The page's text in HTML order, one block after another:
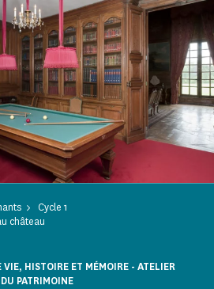
Cycle 1
château
VIE, HISTOIRE ET MÉMOIRE - ATELIER
DU PATRIMOINE